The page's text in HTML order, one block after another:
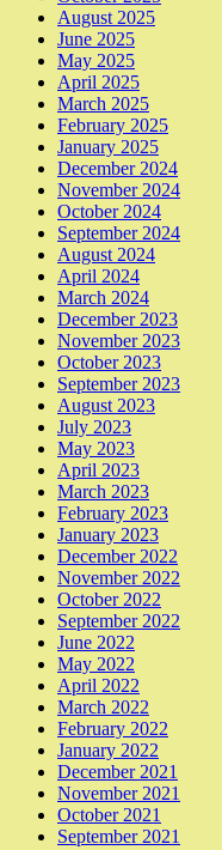
August 2025
June 2025
May 2025
April 2025
March 2025
February 2025
January 2025
December 2024
November 2024
October 2024
September 2024
August 2024
April 2024
March 2024
December 2023
November 2023
October 2023
September 2023
August 2023
July 2023
May 2023
April 2023
March 2023
February 2023
January 2023
December 2022
November 2022
October 2022
September 2022
June 2022
May 2022
April 2022
March 2022
February 2022
January 2022
December 2021
November 2021
October 2021
September 2021